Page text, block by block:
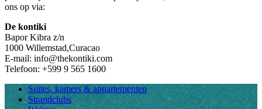
ons op via:
De kontiki
Bapor Kibra z/n
1000 Willemstad,Curacao
E-mail: info@thekontiki.com
Telefoon: +599 9 565 1600
Suites, kamers & appartementen
Strandclubs